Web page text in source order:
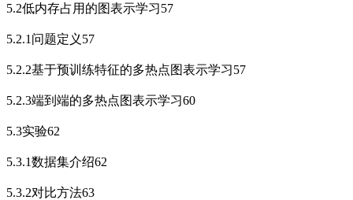
5.2低内存占用的图表示学习57
5.2.1问题定义57
5.2.2基于预训练特征的多热点图表示学习57
5.2.3端到端的多热点图表示学习60
5.3实验62
5.3.1数据集介绍62
5.3.2对比方法63